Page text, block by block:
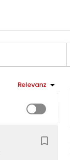
Relevanz